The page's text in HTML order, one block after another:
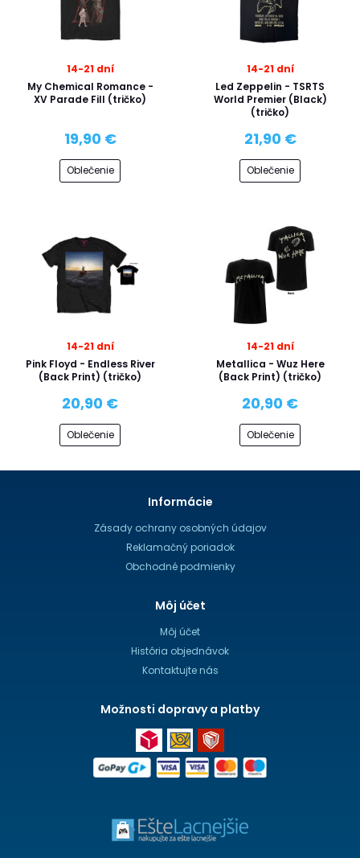
14-21 dní
My Chemical Romance -
XV Parade Fill (tričko)
19,90 €
Oblečenie
14-21 dní
Led Zeppelin - TSRTS
World Premier (Black)
(tričko)
21,90 €
Oblečenie
14-21 dní
Pink Floyd - Endless River
(Back Print) (tričko)
20,90 €
Oblečenie
14-21 dní
Metallica - Wuz Here
(Back Print) (tričko)
20,90 €
Oblečenie
Informácie
Zásady ochrany osobných údajov
Reklamačný poriadok
Obchodné podmienky
Môj účet
Môj účet
História objednávok
Kontaktujte nás
Možnosti dopravy a platby